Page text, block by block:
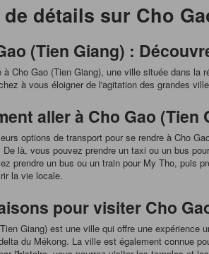
détails sur Cho
(Tien Giang) :
à Cho Gao (Tien Giang), une ville située dans
à vous éloigner de l'agitation des grandes
aller à Cho Gao
options de transport pour se rendre à Cho
De là, vous pouvez prendre un taxi ou un bus
prendre un bus ou un train pour My Tho, puis
la vie locale.
pour visiter Cho
Giang) est une ville qui offre une expérience
du Mékong. La ville est également connue